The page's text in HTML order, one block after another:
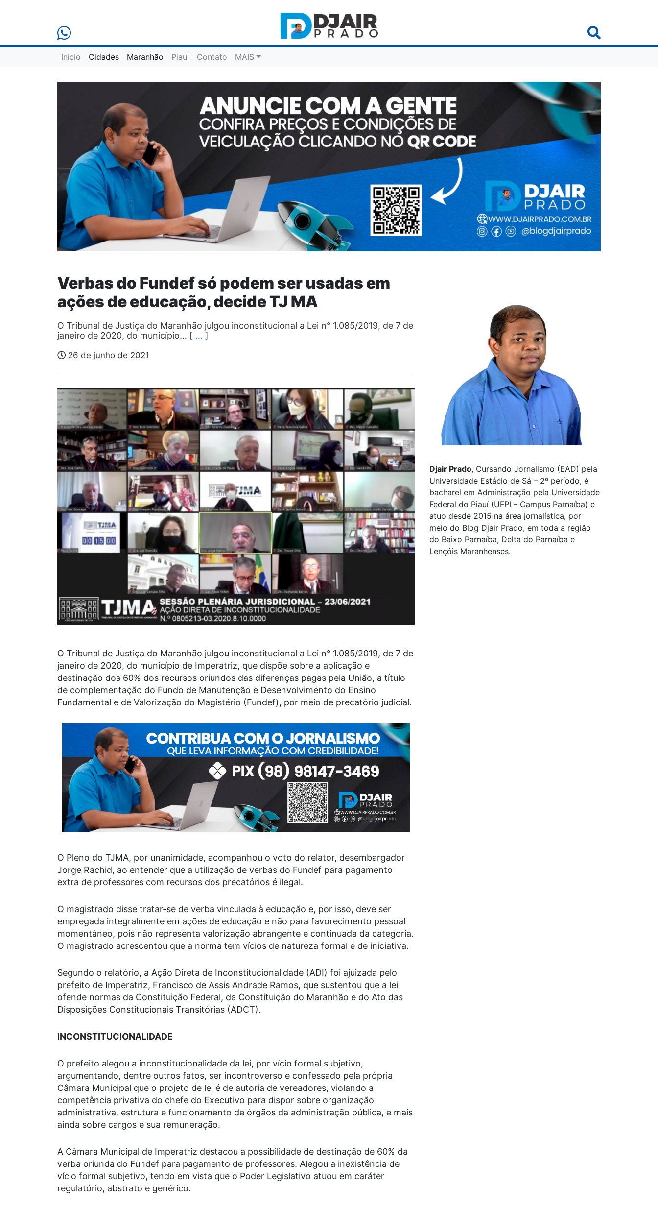
Inicio Cidades Maranhão Piaui Contato MAIS
Verbas do Fundef só podem ser usadas em
ações de educação, decide TJ MA
O Tribunal de Justiça do Maranhão julgou inconstitucional a Lei n° 1.085/2019, de 7 de
janeiro de 2020, do município… [ … ]
26 de junho de 2021
O Tribunal de Justiça do Maranhão julgou inconstitucional a Lei n° 1.085/2019, de 7 de
janeiro de 2020, do município de Imperatriz, que dispõe sobre a aplicação e
destinação dos 60% dos recursos oriundos das diferenças pagas pela União, a título
de complementação do Fundo de Manutenção e Desenvolvimento do Ensino
Fundamental e de Valorização do Magistério (Fundef), por meio de precatório judicial.
O Pleno do TJMA, por unanimidade, acompanhou o voto do relator, desembargador
Jorge Rachid, ao entender que a utilização de verbas do Fundef para pagamento
extra de professores com recursos dos precatórios é ilegal.
O magistrado disse tratar-se de verba vinculada à educação e, por isso, deve ser
empregada integralmente em ações de educação e não para favorecimento pessoal
momentâneo, pois não representa valorização abrangente e continuada da categoria.
O magistrado acrescentou que a norma tem vícios de natureza formal e de iniciativa.
Segundo o relatório, a Ação Direta de Inconstitucionalidade (ADI) foi ajuizada pelo
prefeito de Imperatriz, Francisco de Assis Andrade Ramos, que sustentou que a lei
ofende normas da Constituição Federal, da Constituição do Maranhão e do Ato das
Disposições Constitucionais Transitórias (ADCT).
INCONSTITUCIONALIDADE
O prefeito alegou a inconstitucionalidade da lei, por vício formal subjetivo,
argumentando, dentre outros fatos, ser incontroverso e confessado pela própria
Câmara Municipal que o projeto de lei é de autoria de vereadores, violando a
competência privativa do chefe do Executivo para dispor sobre organização
administrativa, estrutura e funcionamento de órgãos da administração pública, e mais
ainda sobre cargos e sua remuneração.
A Câmara Municipal de Imperatriz destacou a possibilidade de destinação de 60% da
verba oriunda do Fundef para pagamento de professores. Alegou a inexistência de
vício formal subjetivo, tendo em vista que o Poder Legislativo atuou em caráter
regulatório, abstrato e genérico.
Djair Prado, Cursando Jornalismo (EAD) pela
Universidade Estácio de Sá – 2º período, é
bacharel em Administração pela Universidade
Federal do Piauí (UFPI – Campus Parnaíba) e
atuo desde 2015 na área jornalística, por
meio do Blog Djair Prado, em toda a região
do Baixo Parnaíba, Delta do Parnaíba e
Lençóis Maranhenses.